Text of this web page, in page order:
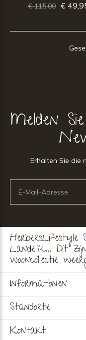
€ 115,00 €
Melden
Erhalten Sie die
HerbersLifestyle
Landelijk... Dit
wooncollectie
Informationen
Standorte
Kontakt